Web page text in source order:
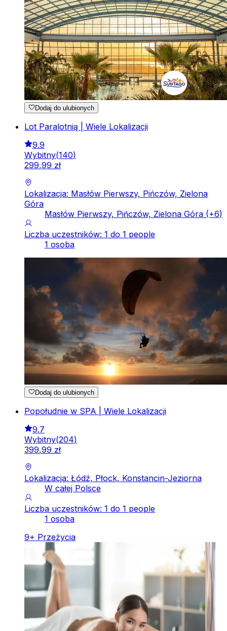
Dodaj do ulubionych
Lot Paralotnią | Wiele Lokalizacji
9.9
Wybitny(140)
299,99 zł
Lokalizacja: Masłów Pierwszy, Pińczów, Zielona
Góra
Masłów Pierwszy, Pińczów, Zielona Góra (+6)
Liczba uczestników: 1 do 1 people
1 osoba
Dodaj do ulubionych
Popołudnie w SPA | Wiele Lokalizacji
9.7
Wybitny(204)
399,99 zł
Lokalizacja: Łódź, Płock, Konstancin-Jeziorna
W całej Polsce
Liczba uczestników: 1 do 1 people
1 osoba
9+ Przeżycia